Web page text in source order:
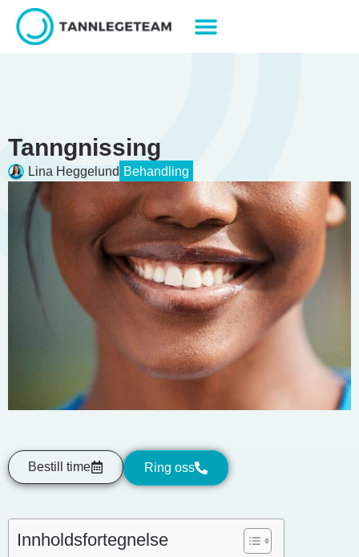
Tanngnissing
Lina Heggelund Behandling
Bestill time Ring oss
Innholdsfortegnelse